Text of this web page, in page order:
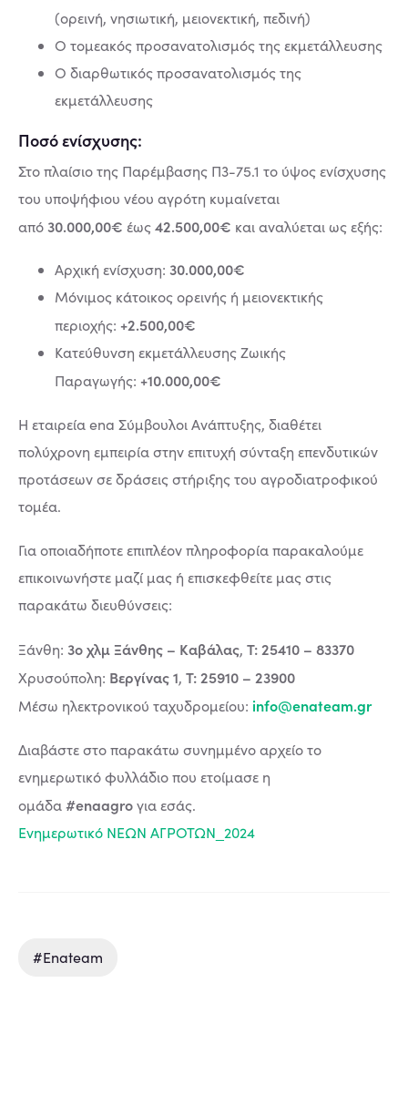
(ορεινή, νησιωτική, μειονεκτική, πεδινή)
Ο τομεακός προσανατολισμός της εκμετάλλευσης
Ο διαρθωτικός προσανατολισμός της
εκμετάλλευσης
Ποσό ενίσχυσης:
Στο πλαίσιο της Παρέμβασης Π3-75.1 το ύψος ενίσχυσης
του υποψήφιου νέου αγρότη κυμαίνεται
από30.000,00€ έως42.500,00€ και αναλύεται ως εξής:
Αρχική ενίσχυση: 30.000,00€
Μόνιμος κάτοικος ορεινής ή μειονεκτικής
περιοχής: +2.500,00€
Κατεύθυνση εκμετάλλευσης Ζωικής
Παραγωγής: +10.000,00€
Η εταιρεία ena Σύμβουλοι Ανάπτυξης, διαθέτει
πολύχρονη εμπειρία στην επιτυχή σύνταξη επενδυτικών
προτάσεων σε δράσεις στήριξης του αγροδιατροφικού
τομέα.
Για οποιαδήποτε επιπλέον πληροφορία παρακαλούμε
επικοινωνήστε μαζί μας ή επισκεφθείτε μας στις
παρακάτω διευθύνσεις:
Ξάνθη: 3ο χλμ Ξάνθης – Καβάλας, Τ: 25410 – 83370
Χρυσούπολη: Βεργίνας 1, Τ: 25910 – 23900
Μέσω ηλεκτρονικού ταχυδρομείου: info@enateam.gr
Διαβάστε στο παρακάτω συνημμένο αρχείο το
ενημερωτικό φυλλάδιο που ετοίμασε η
ομάδα#enaagroγια εσάς.
Ενημερωτικό ΝΕΩΝ ΑΓΡΟΤΩΝ_2024
#enateam